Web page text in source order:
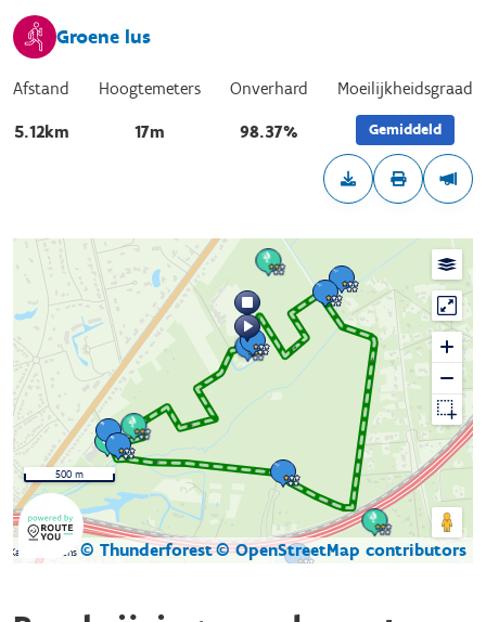
Groene lus
Afstand
5.12km
Hoogtemeters
17m
Onverhard
98.37%
Moeilijkheidsgraad
Gemiddeld
Kaartgegevens © Thunderforest© OpenStreetMap contributors
500 m